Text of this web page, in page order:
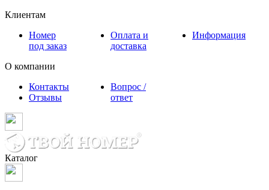
Клиентам
Номер
под заказ
Оплата и
доставка
Информация
О компании
Контакты
Отзывы
Вопрос /
ответ
Каталог